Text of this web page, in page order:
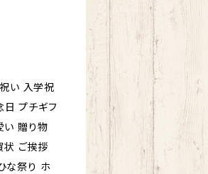
い 入学祝
プチギフ
い 贈り物
状 ご挨拶
な祭り ホ